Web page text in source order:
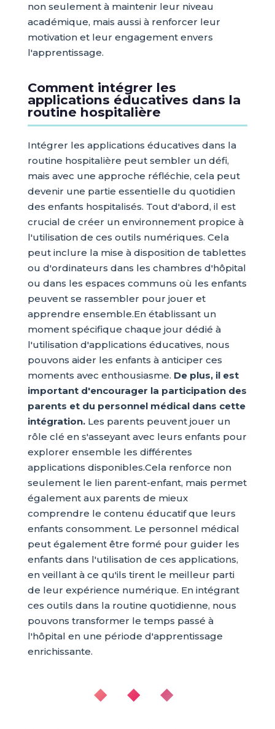
non seulement à maintenir leur niveau
académique, mais aussi à renforcer leur
motivation et leur engagement envers
l'apprentissage.
Comment intégrer les
applications éducatives dans la
routine hospitalière
Intégrer les applications éducatives dans la
routine hospitalière peut sembler un défi,
mais avec une approche réfléchie, cela peut
devenir une partie essentielle du quotidien
des enfants hospitalisés. Tout d'abord, il est
crucial de créer un environnement propice à
l'utilisation de ces outils numériques. Cela
peut inclure la mise à disposition de tablettes
ou d'ordinateurs dans les chambres d'hôpital
ou dans les espaces communs où les enfants
peuvent se rassembler pour jouer et
apprendre ensemble.En établissant un
moment spécifique chaque jour dédié à
l'utilisation d'applications éducatives, nous
pouvons aider les enfants à anticiper ces
moments avec enthousiasme. De plus, il est
important d'encourager la participation des
parents et du personnel médical dans cette
intégration.Les parents peuvent jouer un
rôle clé en s'asseyant avec leurs enfants pour
explorer ensemble les différentes
applications disponibles.Cela renforce non
seulement le lien parent-enfant, mais permet
également aux parents de mieux
comprendre le contenu éducatif que leurs
enfants consomment. Le personnel médical
peut également être formé pour guider les
enfants dans l'utilisation de ces applications,
en veillant à ce qu'ils tirent le meilleur parti
de leur expérience numérique. En intégrant
ces outils dans la routine quotidienne, nous
pouvons transformer le temps passé à
l'hôpital en une période d'apprentissage
enrichissante.
◆ ◆ ◆